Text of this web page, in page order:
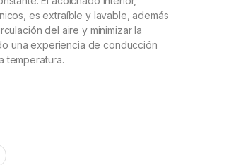
es extraíble y lavable, además
del aire y minimizar la
una experiencia de conducción
temperatura.